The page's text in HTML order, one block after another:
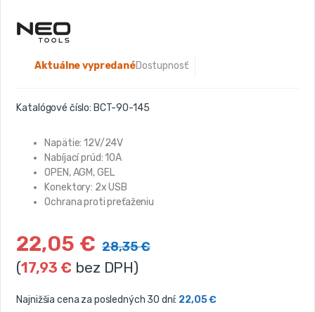
Dostupnosť:
Aktuálne vypredané
Katalógové číslo: BCT-90-145
Napätie: 12V/24V
Nabíjací prúd: 10A
OPEN, AGM, GEL
Konektory: 2x USB
Ochrana proti preťaženiu
22,05 € 28,35€
(17,93€ bez DPH)
Najnižšia cena za posledných 30 dní: 22,05€